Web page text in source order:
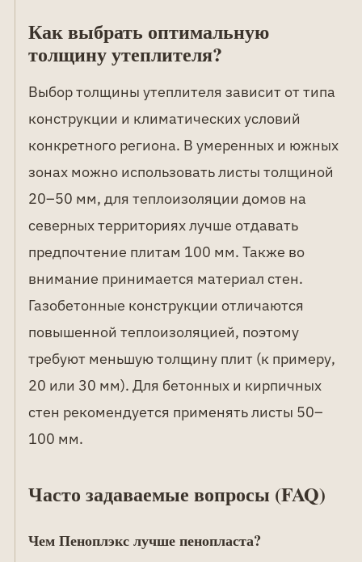
Как выбрать оптимальную
толщину утеплителя?
Выбор толщины утеплителя зависит от типа
конструкции и климатических условий
конкретного региона. В умеренных и южных
зонах можно использовать листы толщиной
20–50 мм, для теплоизоляции домов на
северных территориях лучше отдавать
предпочтение плитам 100 мм. Также во
внимание принимается материал стен.
Газобетонные конструкции отличаются
повышенной теплоизоляцией, поэтому
требуют меньшую толщину плит (к примеру,
20 или 30 мм). Для бетонных и кирпичных
стен рекомендуется применять листы 50–
100 мм.
Часто задаваемые вопросы (FAQ)
Чем Пеноплэкс лучше пенопласта?